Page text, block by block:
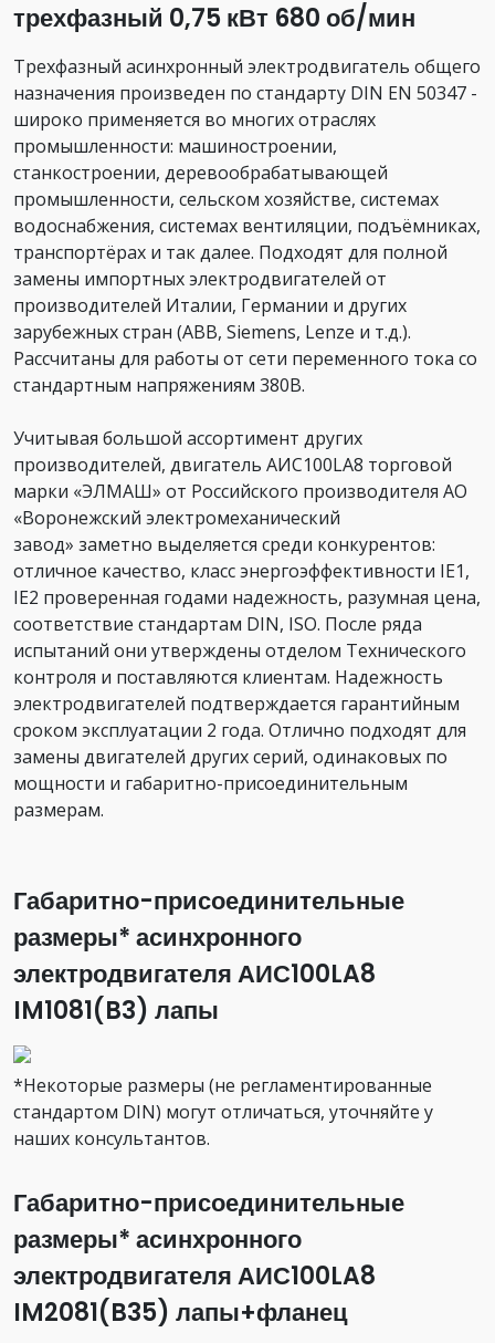
трехфазный 0,75 кВт 680 об/мин
Трехфазный асинхронный электродвигатель общего
назначения произведен по стандарту DIN EN 50347 -
широко применяется во многих отраслях
промышленности: машиностроении,
станкостроении, деревообрабатывающей
промышленности, сельском хозяйстве, системах
водоснабжения, системах вентиляции, подъёмниках,
транспортёрах и так далее. Подходят для полной
замены импортных электродвигателей от
производителей Италии, Германии и других
зарубежных стран (ABB, Siemens, Lenze и т.д.).
Рассчитаны для работы от сети переменного тока со
стандартным напряжениям 380В.
Учитывая большой ассортимент других
производителей, двигатель АИС100LA8 торговой
марки «ЭЛМАШ» от Российского производителя АО
«Воронежский электромеханический
завод» заметно выделяется среди конкурентов:
отличное качество, класс энергоэффективности IE1,
IE2 проверенная годами надежность, разумная цена,
соответствие стандартам DIN, ISO. После ряда
испытаний они утверждены отделом Технического
контроля и поставляются клиентам. Надежность
электродвигателей подтверждается гарантийным
сроком эксплуатации 2 года. Отлично подходят для
замены двигателей других серий, одинаковых по
мощности и габаритно-присоединительным
размерам.
Габаритно-присоединительные
размеры* асинхронного
электродвигателя АИС100LA8
IM1081(B3) лапы
*Некоторые размеры (не регламентированные
стандартом DIN) могут отличаться, уточняйте у
наших консультантов.
Габаритно-присоединительные
размеры* асинхронного
электродвигателя АИС100LA8
IM2081(B35) лапы+фланец